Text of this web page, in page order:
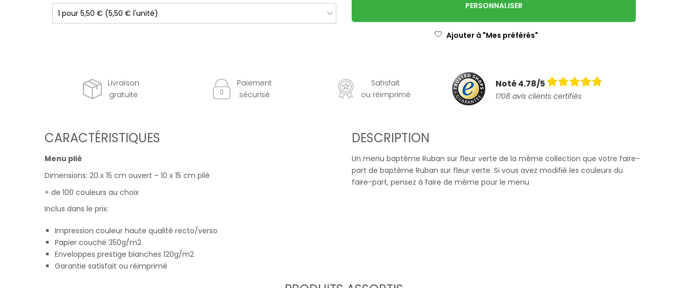
PERSONNALISER
Ajouter à "Mes préférés"
Livraison
gratuite
Paiement
sécurisé
Satisfait
ou réimprimé
Noté 4.78/5
1708 avis clients certifiés
CARACTÉRISTIQUES
Menu plié
Dimensions: 20 x 15 cm ouvert – 10 x 15 cm plié
+ de 100 couleurs au choix
Inclus dans le prix:
Impression couleur haute qualité recto/verso
Papier couché 350g/m2
Enveloppes prestige blanches 120g/m2
Garantie satisfait ou réimprimé
DESCRIPTION
Un menu baptême Ruban sur fleur verte de la même collection que votre faire-
part de baptême Ruban sur fleur verte. Si vous avez modifié les couleurs du
faire-part, pensez à faire de même pour le menu